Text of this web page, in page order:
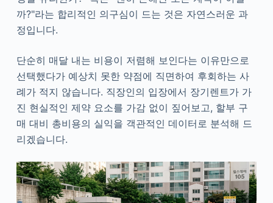
까?"라는 합리적인 의구심이 드는 것은 자연스러운 과
정입니다.
단순히 매달 내는 비용이 저렴해 보인다는 이유만으로
선택했다가 예상치 못한 약점에 직면하여 후회하는 사
례가 적지 않습니다. 직장인의 입장에서 장기렌트가 가
진 현실적인 제약 요소를 가감 없이 짚어보고, 할부 구
매 대비 총비용의 실익을 객관적인 데이터로 분석해 드
리겠습니다.